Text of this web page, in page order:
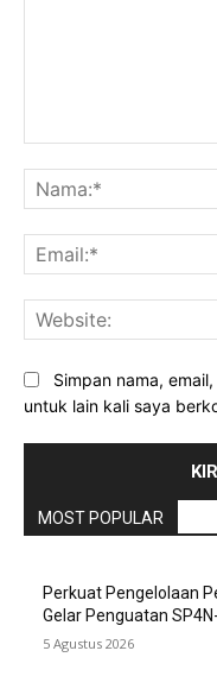
Simpan nama,
untuk lain kali saya
MOST POPULAR
Perkuat Pengelolaan
Gelar Penguatan
5 Agustus 2026